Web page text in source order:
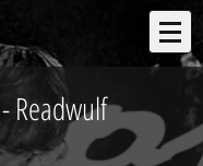
- Readwulf